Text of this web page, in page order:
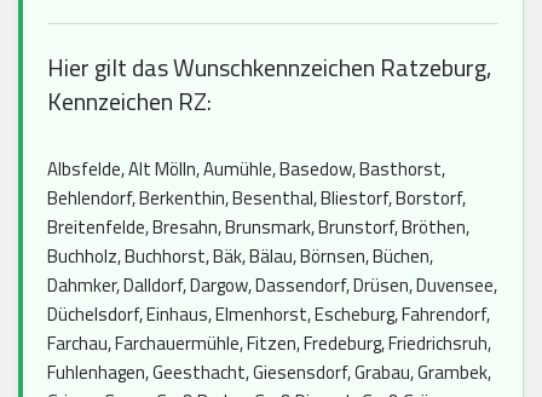
Hier gilt das Wunschkennzeichen Ratzeburg,
Kennzeichen RZ:
Albsfelde, Alt Mölln, Aumühle, Basedow, Basthorst,
Behlendorf, Berkenthin, Besenthal, Bliestorf, Borstorf,
Breitenfelde, Bresahn, Brunsmark, Brunstorf, Bröthen,
Buchholz, Buchhorst, Bäk, Bälau, Börnsen, Büchen,
Dahmker, Dalldorf, Dargow, Dassendorf, Drüsen, Duvensee,
Düchelsdorf, Einhaus, Elmenhorst, Escheburg, Fahrendorf,
Farchau, Farchauermühle, Fitzen, Fredeburg, Friedrichsruh,
Fuhlenhagen, Geesthacht, Giesensdorf, Grabau, Grambek,